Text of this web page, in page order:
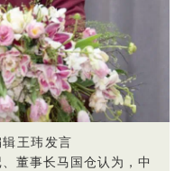
王玮发言
董事长马国仓认为，中